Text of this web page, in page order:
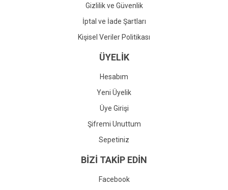
Gizlilik ve Güvenlik
İptal ve İade Şartları
Kişisel Veriler Politikası
ÜYELİK
Hesabım
Yeni Üyelik
Üye Girişi
Şifremi Unuttum
Sepetiniz
BİZİ TAKİP EDİN
Facebook